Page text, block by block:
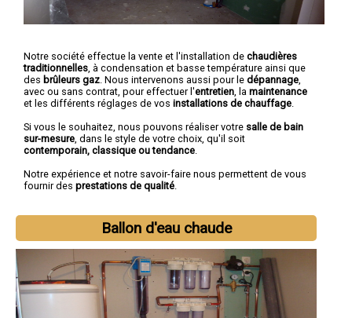
Notre société effectue la vente et l'installation de chaudières
traditionnelles , à condensation et basse température ainsi que
des brûleurs gaz . Nous intervenons aussi pour le dépannage
avec ou sans contrat, pour effectuer l'entretien , la maintenance
et les différents réglages de vos installations de chauffage
Si vous le souhaitez, nous pouvons réaliser votre salle de bain
sur-mesure , dans le style de votre choix, qu'il soit
contemporain, classique ou tendance
Notre expérience et notre savoir-faire nous permettent de vous
fournir des prestations de qualité
Ballon d'eau chaude